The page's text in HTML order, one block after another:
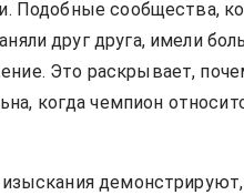
Подобные сообщества,
друг друга, имели
Это раскрывает,
когда чемпион